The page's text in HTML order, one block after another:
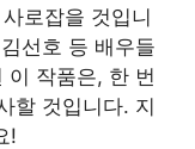
로잡을 것입니
선호 등 배우들
이 작품은, 한 번
할 것입니다. 지
!